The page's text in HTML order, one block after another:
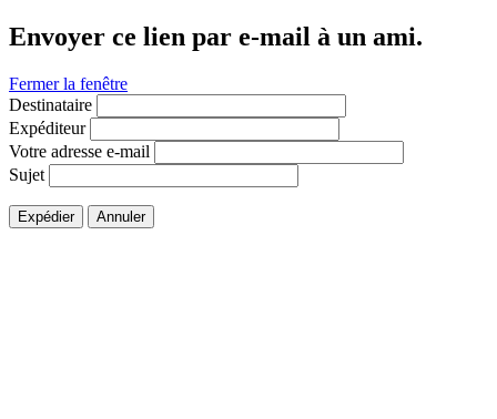
Envoyer ce lien par e-mail à un ami.
Fermer la fenêtre
Destinataire
Expéditeur
Votre adresse e-mail
Sujet
Expédier Annuler